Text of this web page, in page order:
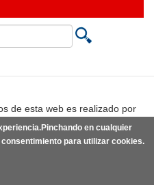
de esta web es realizado por
original de
en cualquier
para utilizar cookies.